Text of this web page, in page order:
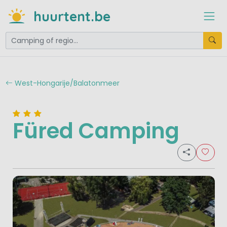
huurtent.be
West-Hongarije/Balatonmeer
Füred Camping